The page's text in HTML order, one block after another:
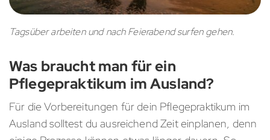
Tagsüber arbeiten und nach Feierabend surfen gehen.
Was braucht man für ein
Pflegepraktikum im Ausland?
Für die Vorbereitungen für dein Pflegepraktikum im
Ausland solltest du ausreichend Zeit einplanen, denn